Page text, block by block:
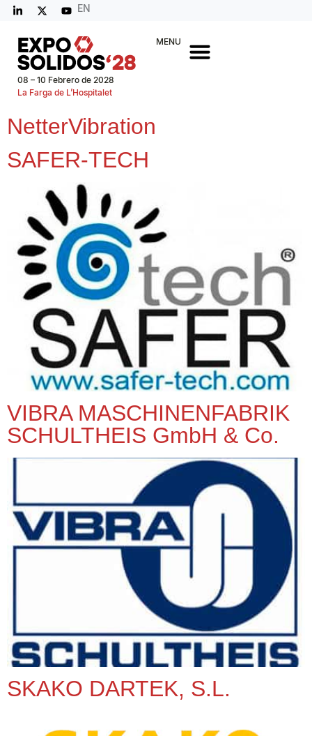
EN
08 – 10 Febrero de 2028
La Farga de L’Hospitalet
MENU
NetterVibration
SAFER-TECH
VIBRA MASCHINENFABRIK
SCHULTHEIS GmbH & Co.
SKAKO DARTEK, S.L.